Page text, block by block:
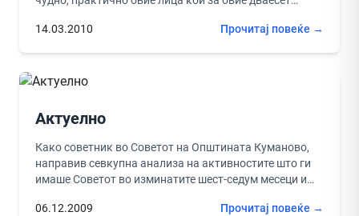
14.03.2010
Прочитај повеќе →
Актуелно
Како советник во Советот на Општината Куманово,
направив севкупна анализа на активностите што ги
имаше Советот во изминатите шест-седум месеци и
06.12.2009
Прочитај повеќе →